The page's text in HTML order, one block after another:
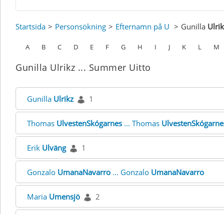
Startsida Personsökning Efternamn på U Gunilla
A B C D E F G H I J K L M
Gunilla Ulrikz ... Summer Uitto
Gunilla Ulrikz 1
Thomas UlvestenSkógarnes ... Thomas
Erik Ulväng 1
Gonzalo UmanaNavarro ... Gonzalo UmanaNavarro
Maria Umensjö 2